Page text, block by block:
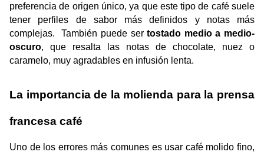
preferencia de origen único, ya que este tipo de café suele
tener perfiles de sabor más definidos y notas más
complejas.  También puede ser tostado medio a medio-
oscuro, que resalta las notas de chocolate, nuez o
caramelo, muy agradables en infusión lenta.
La importancia de la molienda para la prensa
francesa café
Uno de los errores más comunes es usar café molido fino,